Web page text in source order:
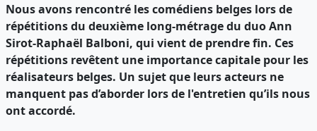
Nous avons rencontré les comédiens belges lors de
répétitions du deuxième long-métrage du duo Ann
Sirot-Raphaël Balboni, qui vient de prendre fin. Ces
répétitions revêtent une importance capitale pour les
réalisateurs belges. Un sujet que leurs acteurs ne
manquent pas d’aborder lors de l'entretien qu’ils nous
ont accordé.